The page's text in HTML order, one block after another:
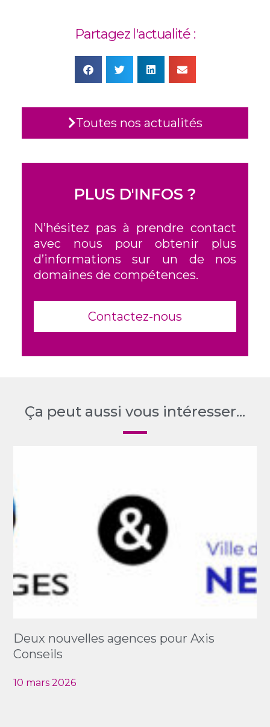
Partagez l'actualité :
Toutes nos actualités
PLUS D'INFOS ?
N’hésitez pas à prendre contact
avec nous pour obtenir plus
d’informations sur un de nos
domaines de compétences.
Contactez-nous
Ça peut aussi vous intéresser...
Deux nouvelles agences pour Axis
Conseils
10 mars 2026